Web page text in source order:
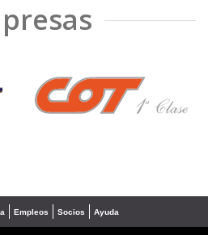
❯
Empleos Socios Ayuda